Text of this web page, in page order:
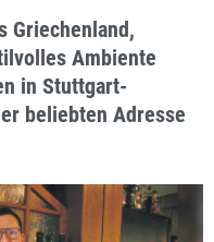
Griechenland,
Ambiente
in Stuttgart-
beliebten Adresse